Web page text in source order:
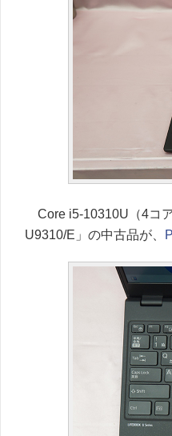
Core i5-10310U（4コ
U9310/E」の中古品が、